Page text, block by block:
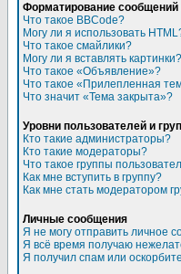
Форматирование
Что такое BBCode?
Могу ли я использовать
Что такое смайлики?
Могу ли я вставлять картинки?
Что такое «Объявление»?
Что такое «Прилепленная
Что значит «Тема закрыта»?
Уровни пользователей и
Кто такие администраторы?
Кто такие модераторы?
Что такое группы
Как мне вступить в группу?
Как мне стать модератором
Личные сообщения
Я не могу отправить личное
Я всё время получаю
Я получил спам или